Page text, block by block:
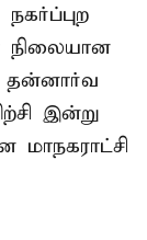
நிலையான
தன்னார்வ
இன்று
மாநகராட்சி